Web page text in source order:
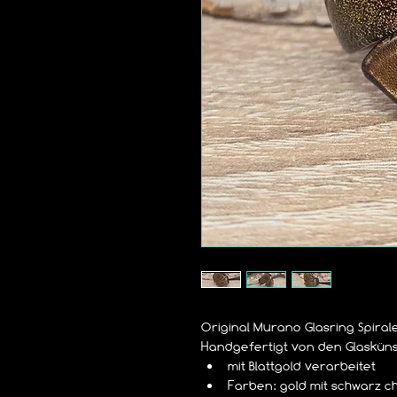
Original Murano Glasring
Handgefertigt von den
mit Blattgold verarbeitet
Farben: gold mit schwarz